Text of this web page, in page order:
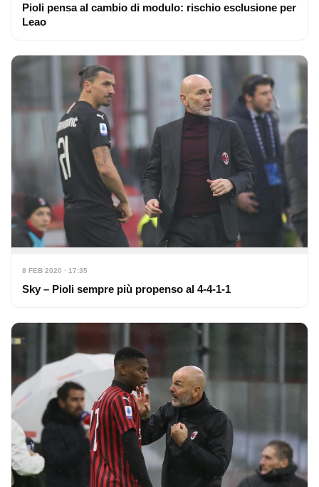
Pioli pensa al cambio di modulo: rischio esclusione per
Leao
8 FEB 2020 · 17:35
Sky – Pioli sempre più propenso al 4-4-1-1